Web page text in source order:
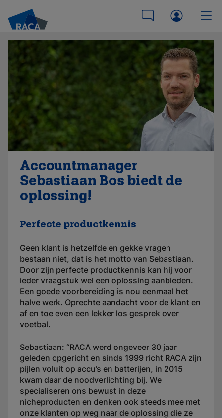
Accountmanager
Sebastiaan Bos biedt de
oplossing!
Perfecte productkennis
Geen klant is hetzelfde en gekke vragen
bestaan niet, dat is het motto van Sebastiaan.
Door zijn perfecte productkennis kan hij voor
ieder vraagstuk wel een oplossing aanbieden.
Een goede voorbereiding is nou eenmaal het
halve werk. Oprechte aandacht voor de klant en
af en toe even een lekker los gesprek over
voetbal.
Sebastiaan: “RACA werd ongeveer 30 jaar
geleden opgericht en sinds 1999 richt RACA zijn
pijlen voluit op accu’s en batterijen, in 2015
kwam daar de noodverlichting bij. We
specialiseren ons bewust in deze
nicheproducten en denken ook steeds mee met
onze klanten op weg naar de oplossing die ze